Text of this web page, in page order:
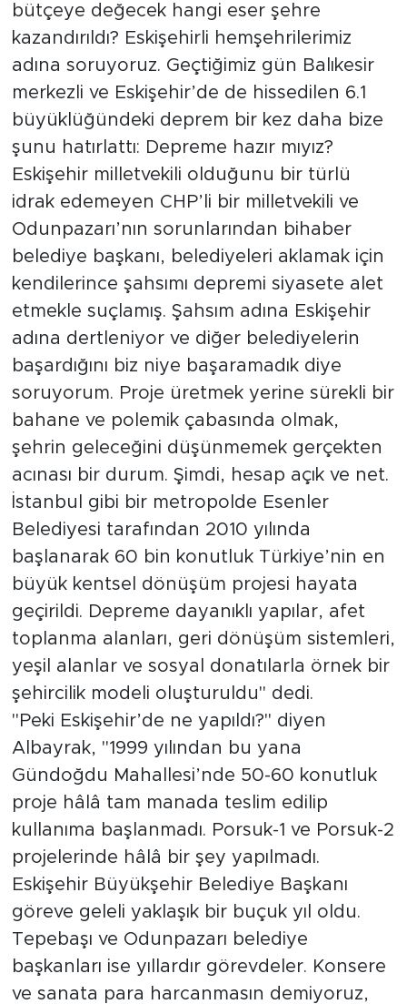
bütçeye değecek hangi eser şehre
kazandırıldı? Eskişehirli hemşehrilerimiz
adına soruyoruz. Geçtiğimiz gün Balıkesir
merkezli ve Eskişehir’de de hissedilen 6.1
büyüklüğündeki deprem bir kez daha bize
şunu hatırlattı: Depreme hazır mıyız?
Eskişehir milletvekili olduğunu bir türlü
idrak edemeyen CHP’li bir milletvekili ve
Odunpazarı’nın sorunlarından bihaber
belediye başkanı, belediyeleri aklamak için
kendilerince şahsımı depremi siyasete alet
etmekle suçlamış. Şahsım adına Eskişehir
adına dertleniyor ve diğer belediyelerin
başardığını biz niye başaramadık diye
soruyorum. Proje üretmek yerine sürekli bir
bahane ve polemik çabasında olmak,
şehrin geleceğini düşünmemek gerçekten
acınası bir durum. Şimdi, hesap açık ve net.
İstanbul gibi bir metropolde Esenler
Belediyesi tarafından 2010 yılında
başlanarak 60 bin konutluk Türkiye’nin en
büyük kentsel dönüşüm projesi hayata
geçirildi. Depreme dayanıklı yapılar, afet
toplanma alanları, geri dönüşüm sistemleri,
yeşil alanlar ve sosyal donatılarla örnek bir
şehircilik modeli oluşturuldu" dedi.
"Peki Eskişehir’de ne yapıldı?" diyen
Albayrak, "1999 yılından bu yana
Gündoğdu Mahallesi’nde 50-60 konutluk
proje hâlâ tam manada teslim edilip
kullanıma başlanmadı. Porsuk-1 ve Porsuk-2
projelerinde hâlâ bir şey yapılmadı.
Eskişehir Büyükşehir Belediye Başkanı
göreve geleli yaklaşık bir buçuk yıl oldu.
Tepebaşı ve Odunpazarı belediye
başkanları ise yıllardır görevdeler. Konsere
ve sanata para harcanmasın demiyoruz,